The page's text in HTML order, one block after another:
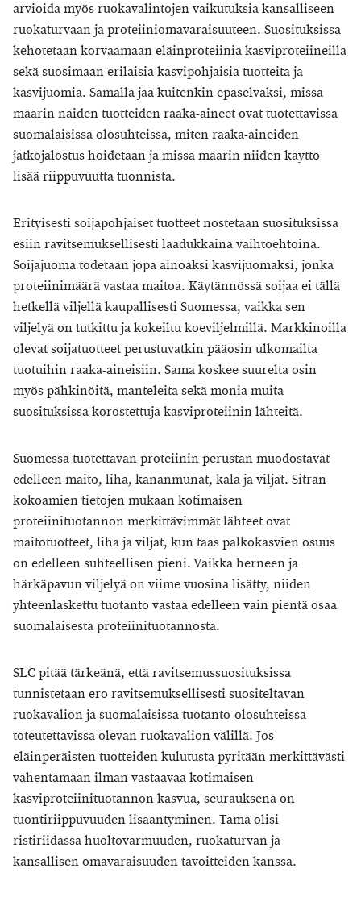
arvioida myös ruokavalintojen vaikutuksia kansalliseen
ruokaturvaan ja proteiiniomavaraisuuteen. Suosituksissa
kehotetaan korvaamaan eläinproteiinia kasviproteiineilla
sekä suosimaan erilaisia kasvipohjaisia tuotteita ja
kasvijuomia. Samalla jää kuitenkin epäselväksi, missä
määrin näiden tuotteiden raaka-aineet ovat tuotettavissa
suomalaisissa olosuhteissa, miten raaka-aineiden
jatkojalostus hoidetaan ja missä määrin niiden käyttö
lisää riippuvuutta tuonnista.
Erityisesti soijapohjaiset tuotteet nostetaan suosituksissa
esiin ravitsemuksellisesti laadukkaina vaihtoehtoina.
Soijajuoma todetaan jopa ainoaksi kasvijuomaksi, jonka
proteiinimäärä vastaa maitoa. Käytännössä soijaa ei tällä
hetkellä viljellä kaupallisesti Suomessa, vaikka sen
viljelyä on tutkittu ja kokeiltu koeviljelmillä. Markkinoilla
olevat soijatuotteet perustuvatkin pääosin ulkomailta
tuotuihin raaka-aineisiin. Sama koskee suurelta osin
myös pähkinöitä, manteleita sekä monia muita
suosituksissa korostettuja kasviproteiinin lähteitä.
Suomessa tuotettavan proteiinin perustan muodostavat
edelleen maito, liha, kananmunat, kala ja viljat. Sitran
kokoamien tietojen mukaan kotimaisen
proteiinituotannon merkittävimmät lähteet ovat
maitotuotteet, liha ja viljat, kun taas palkokasvien osuus
on edelleen suhteellisen pieni. Vaikka herneen ja
härkäpavun viljelyä on viime vuosina lisätty, niiden
yhteenlaskettu tuotanto vastaa edelleen vain pientä osaa
suomalaisesta proteiinituotannosta.
SLC pitää tärkeänä, että ravitsemussuosituksissa
tunnistetaan ero ravitsemuksellisesti suositeltavan
ruokavalion ja suomalaisissa tuotanto-olosuhteissa
toteutettavissa olevan ruokavalion välillä. Jos
eläinperäisten tuotteiden kulutusta pyritään merkittävästi
vähentämään ilman vastaavaa kotimaisen
kasviproteiinituotannon kasvua, seurauksena on
tuontiriippuvuuden lisääntyminen. Tämä olisi
ristiriidassa huoltovarmuuden, ruokaturvan ja
kansallisen omavaraisuuden tavoitteiden kanssa.